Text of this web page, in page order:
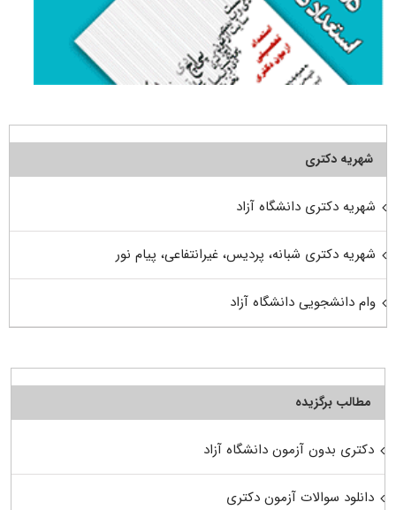
شهریه دکتری
شهریه دکتری دانشگاه آزاد
شهریه دکتری شبانه، پردیس، غیرانتفاعی، پیام نور
وام دانشجویی دانشگاه آزاد
مطالب برگزیده
دکتری بدون آزمون دانشگاه آزاد
دانلود سوالات آزمون دکتری